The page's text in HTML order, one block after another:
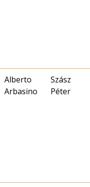
Alberto
Arbasino
Szász
Péter